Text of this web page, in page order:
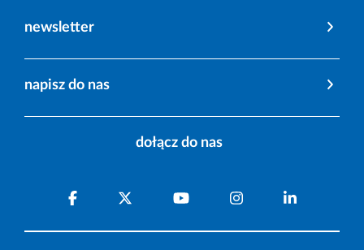
newsletter
napisz do nas
dołącz do nas